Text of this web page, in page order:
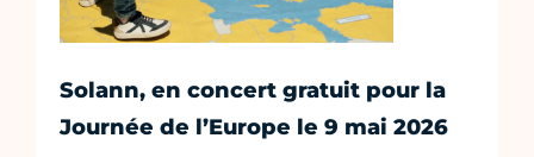
Solann, en concert gratuit pour la
Journée de l’Europe le 9 mai 2026